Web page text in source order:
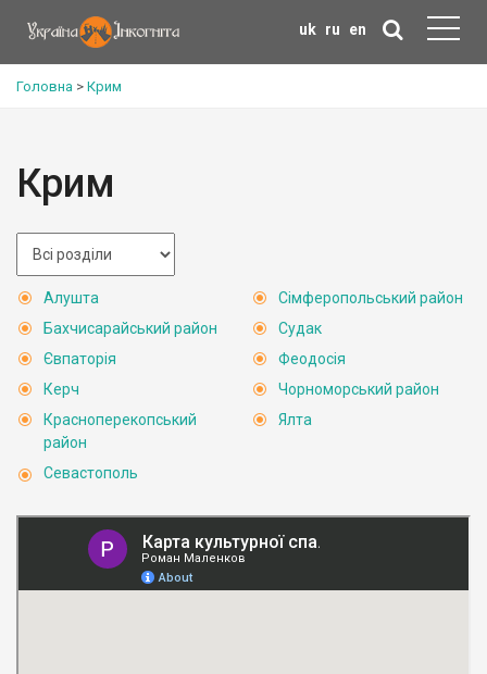
uk ru en
Головна > Крим
Крим
Алушта
Бахчисарайський район
Євпаторія
Керч
Красноперекопський
район
Севастополь
Сімферопольський район
Судак
Феодосія
Чорноморський район
Ялта